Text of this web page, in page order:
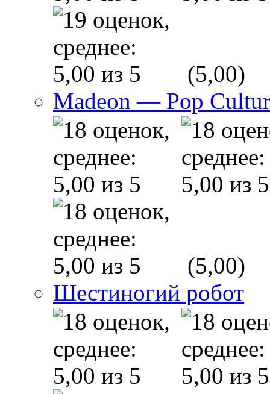
(5,00)
Madeon — Pop
(5,00)
Шестиногий робот